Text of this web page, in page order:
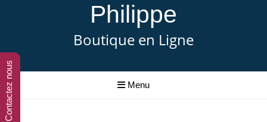
Philippe
Boutique en Ligne
Menu
Contactez nous